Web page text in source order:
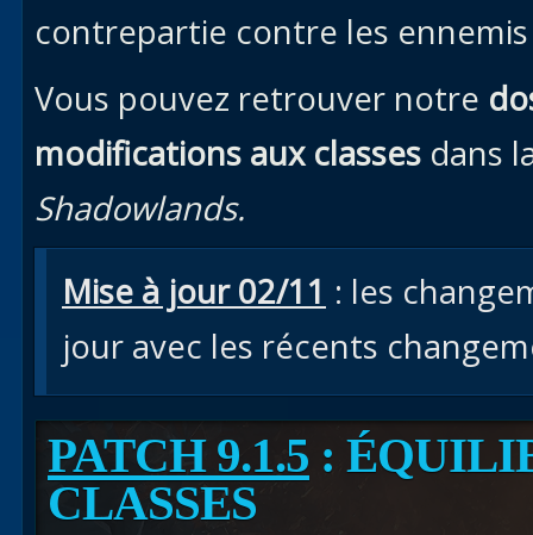
contrepartie contre les
Vous pouvez retrouver notre
modifications aux classes dans
Shadowlands.
Mise à jour 02/11 : les
jour avec les récents
PATCH 9.1.5 :
CLASSES